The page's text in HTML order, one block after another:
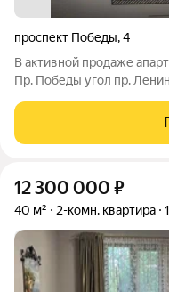
проспект Победы,4
В активной продаже
Пр. Победы угол пр.
апартблоков в угловом
доминантой,
12 300 000 ₽
40 м² 2-комн. квартира